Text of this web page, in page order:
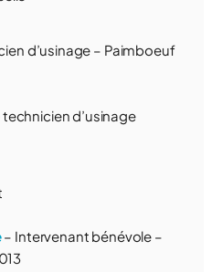
d’usinage – Paimboeuf
d’usinage
– Intervenant bénévole –